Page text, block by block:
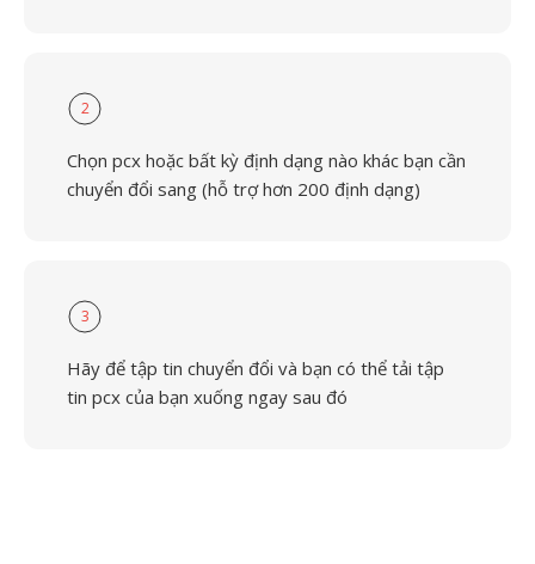
2
Chọn pcx hoặc bất kỳ định dạng nào khác bạn cần
chuyển đổi sang (hỗ trợ hơn 200 định dạng)
3
Hãy để tập tin chuyển đổi và bạn có thể tải tập
tin pcx của bạn xuống ngay sau đó